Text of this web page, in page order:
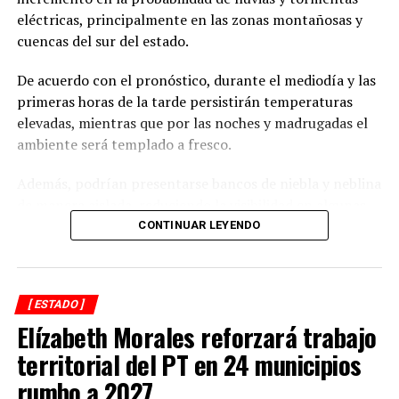
eléctricas, principalmente en las zonas montañosas y
cuencas del sur del estado.
De acuerdo con el pronóstico, durante el mediodía y las
primeras horas de la tarde persistirán temperaturas
elevadas, mientras que por las noches y madrugadas el
ambiente será templado a fresco.
Las precipitaciones estarán acompañadas de actividad
la población mantenerse atenta a las actualizaciones del
pronóstico y extremar precauciones en zonas
susceptibles a inundaciones, deslaves o
encharcamientos.
CONTINUAR LEYENDO
[ ESTADO ]
Elízabeth Morales reforzará trabajo
territorial del PT en 24 municipios